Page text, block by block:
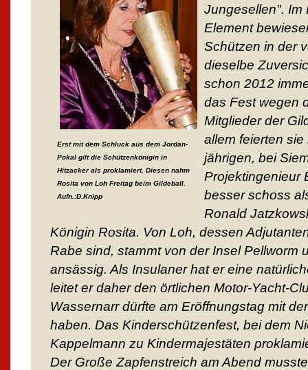
Erst mit dem Schluck aus dem Jordan-
Pokal gilt die Schützenkönigin in
Hitzacker als proklamiert. Diesen nahm
Rosita von Loh Freitag beim Gildeball.
Aufn.:D.Knipp
Jungesellen". Im
Element
Schützen in der
dieselbe
schon 2012
das Fest wegen
Mitglieder der
allem feierten
jährigen, bei
Projektingenieur
besser schoss
Ronald
Königin Rosita. Von Loh, dessen
Rabe sind, stammt von der Insel Pellworm
ansässig. Als Insulaner hat er eine
leitet er daher den örtlichen Motor-Yacht-
Wassernarr dürfte am Eröffnungstag mit
haben. Das Kinderschützenfest, bei dem
Kappelmann zu Kindermajestäten
Der Große Zapfenstreich am Abend